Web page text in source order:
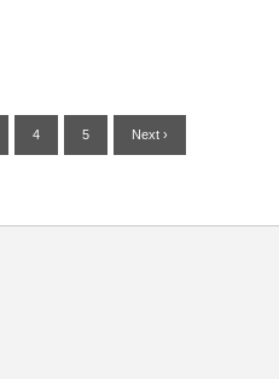
4 5 Next ›